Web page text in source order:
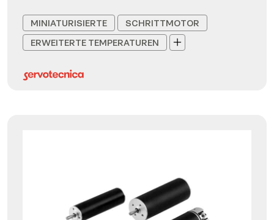
MINIATURISIERTE
SCHRITTMOTOR
ERWEITERTE TEMPERATUREN